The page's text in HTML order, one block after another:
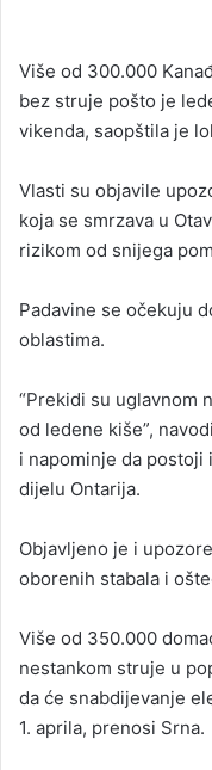
a
n
Više od 300.000
bez struje pošto je
vikenda, saopštila je
Vlasti su objavile
koja se smrzava u
rizikom od snijega
Padavine se očekuju
oblastima.
“Prekidi su uglavnom
od ledene kiše”,
i napominje da postoji
dijelu Ontarija.
Objavljeno je i
oborenih stabala i
Više od 350.000
nestankom struje u
da će snabdijevanje
1. aprila, prenosi Srna.